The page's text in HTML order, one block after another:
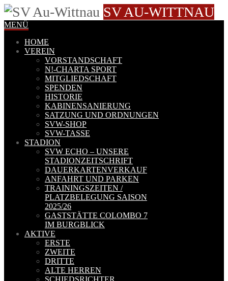
SV AU-WITTNAU
MENÜ
HOME
VEREIN
VORSTANDSCHAFT
N!-CHARTA SPORT
MITGLIEDSCHAFT
SPENDEN
HISTORIE
KABINENSANIERUNG
SATZUNG UND ORDNUNGEN
SVW-SHOP
SVW-TASSE
STADION
SVW ECHO – UNSERE
STADIONZEITSCHRIFT
DAUERKARTENVERKAUF
ANFAHRT UND PARKEN
TRAININGSZEITEN /
PLATZBELEGUNG SAISON
2025/26
GASTSTÄTTE COLOMBO 7
IM BURGBLICK
AKTIVE
ERSTE
ZWEITE
DRITTE
ALTE HERREN
SCHIEDSRICHTER